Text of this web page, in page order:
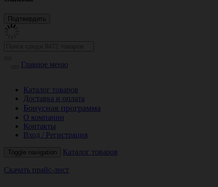
Главное меню
Каталог товаров
Доставка и оплата
Бонусная программа
О компании
Контакты
Вход / Регистрация
Toggle navigation Каталог товаров
Скачать прайс-лист